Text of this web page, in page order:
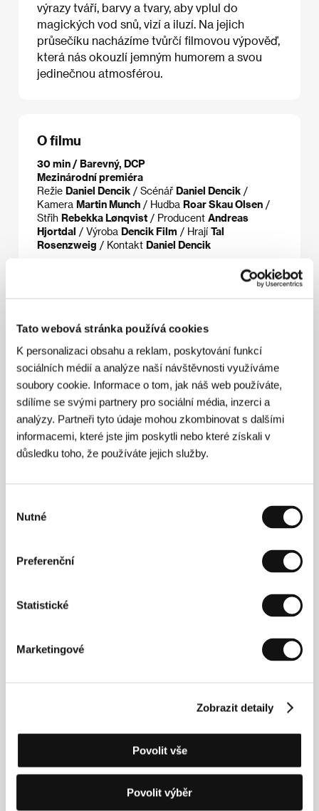
Tato webová stránka používá cookies
K personalizaci obsahu a reklam, poskytování funkcí
sociálních médií a analýze naší návštěvnosti využíváme
soubory cookie. Informace o tom, jak náš web používáte,
sdílíme se svými partnery pro sociální média, inzerci a
analýzy. Partneři tyto údaje mohou zkombinovat s dalšími
informacemi, které jste jim poskytli nebo které získali v
důsledku toho, že používáte jejich služby.
souhlasu
Nutné
Preferenční
Statistické
Marketingové
Zobrazit detaily
Povolit vše
Povolit výběr
výrazy tváří, barvy a tvary, aby vplul do
magických vod snů, vizí a iluzí. Na jejich
průsečíku nacházíme tvůrčí filmovou výpověď,
která nás okouzlí jemným humorem a svou
jedinečnou atmosférou.
O filmu
30 min / Barevný, DCP
Mezinárodní premiéra
Režie Daniel Dencik / Scénář Daniel Dencik /
Kamera Martin Munch / Hudba Roar Skau Olsen /
Střih Rebekka Lønqvist / Producent Andreas
Hjortdal / Výroba Dencik Film / Hrají Tal
Rosenzweig / Kontakt Daniel Dencik
scenárista je podepsán pod řadou úspěšných
Až na Měsíc,
tak druhý film
(oba 2012)
Kontakty
Hosté